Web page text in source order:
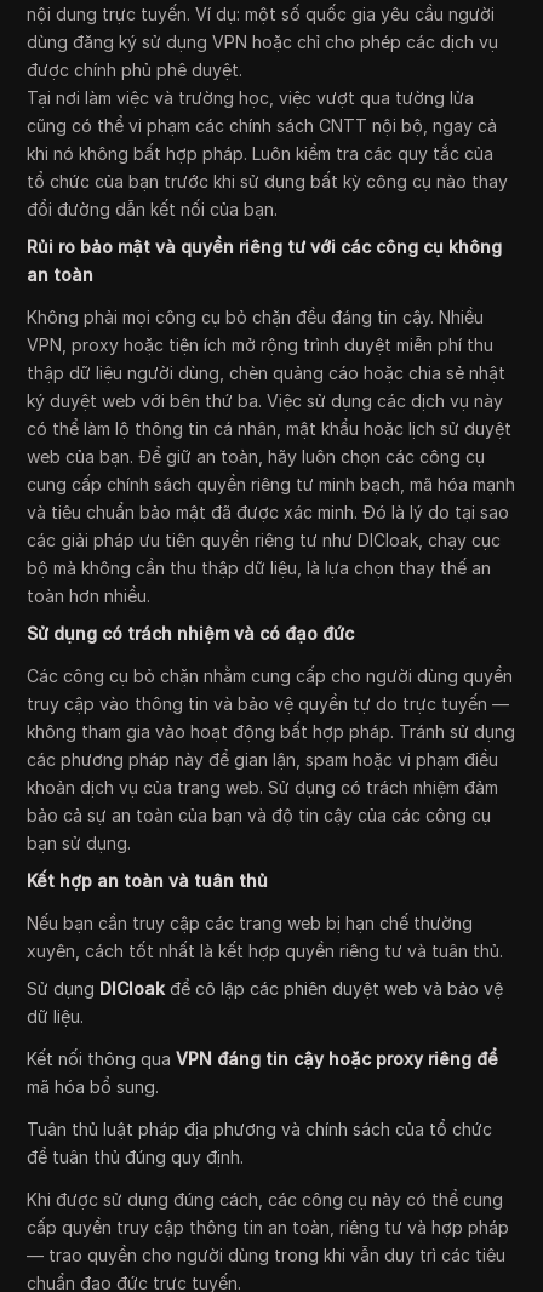
nội dung trực tuyến. Ví dụ: một số quốc gia yêu cầu người
dùng đăng ký sử dụng VPN hoặc chỉ cho phép các dịch vụ
được chính phủ phê duyệt.
Tại nơi làm việc và trường học, việc vượt qua tường lửa
cũng có thể vi phạm các chính sách CNTT nội bộ, ngay cả
khi nó không bất hợp pháp. Luôn kiểm tra các quy tắc của
tổ chức của bạn trước khi sử dụng bất kỳ công cụ nào thay
đổi đường dẫn kết nối của bạn.
Rủi ro bảo mật và quyền riêng tư với các công cụ không
an toàn
Không phải mọi công cụ bỏ chặn đều đáng tin cậy. Nhiều
VPN, proxy hoặc tiện ích mở rộng trình duyệt miễn phí thu
thập dữ liệu người dùng, chèn quảng cáo hoặc chia sẻ nhật
ký duyệt web với bên thứ ba. Việc sử dụng các dịch vụ này
có thể làm lộ thông tin cá nhân, mật khẩu hoặc lịch sử duyệt
web của bạn. Để giữ an toàn, hãy luôn chọn các công cụ
cung cấp chính sách quyền riêng tư minh bạch, mã hóa mạnh
và tiêu chuẩn bảo mật đã được xác minh. Đó là lý do tại sao
các giải pháp ưu tiên quyền riêng tư như DICloak, chạy cục
bộ mà không cần thu thập dữ liệu, là lựa chọn thay thế an
toàn hơn nhiều.
Sử dụng có trách nhiệm và có đạo đức
Các công cụ bỏ chặn nhằm cung cấp cho người dùng quyền
truy cập vào thông tin và bảo vệ quyền tự do trực tuyến —
không tham gia vào hoạt động bất hợp pháp. Tránh sử dụng
các phương pháp này để gian lận, spam hoặc vi phạm điều
khoản dịch vụ của trang web. Sử dụng có trách nhiệm đảm
bảo cả sự an toàn của bạn và độ tin cậy của các công cụ
bạn sử dụng.
Kết hợp an toàn và tuân thủ
Nếu bạn cần truy cập các trang web bị hạn chế thường
xuyên, cách tốt nhất là kết hợp quyền riêng tư và tuân thủ.
Sử dụng DICloak để cô lập các phiên duyệt web và bảo vệ
dữ liệu.
Kết nối thông quaVPN đáng tin cậy hoặc proxy riêng để
mã hóa bổ sung.
Tuân thủ luật pháp địa phương và chính sách của tổ chức
để tuân thủ đúng quy định.
Khi được sử dụng đúng cách, các công cụ này có thể cung
cấp quyền truy cập thông tin an toàn, riêng tư và hợp pháp
— trao quyền cho người dùng trong khi vẫn duy trì các tiêu
chuẩn đạo đức trực tuyến.